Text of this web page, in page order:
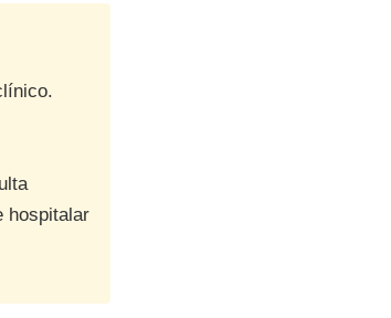
hospitalar